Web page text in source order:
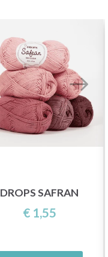
DROPS SAFRAN
€ 1,55